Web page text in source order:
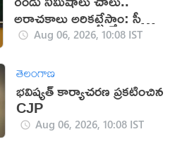
అరాచకాలు అరికట్టేస్తాం: సీఎం
చంద్రబాబు
Aug 06, 2026, 10:08 IST
తెలంగాణ
భవిష్యత్ కార్యాచరణ ప్రకటించిన
CJP
Aug 06, 2026, 10:08 IST